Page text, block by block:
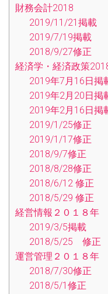
財務会計2018
2019/11/21掲載
2019/7/19掲載
2018/9/27修正
経済学・経済政策
2019年7月16日掲
2019年2月20日掲
2019年2月16日掲
2019/1/25修正
2019/1/17修正
2018/9/7修正
2018/8/28修正
2018/6/12 修正
2018/5/29 修正
経営情報２０１８年
2019/3/5掲載
2018/5/25 修正
運営管理２０１８年
2018/7/30修正
2018/5/1修正